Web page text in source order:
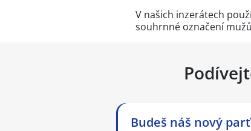
V našich inzerátech
souhrnné označení
Budeš náš nový